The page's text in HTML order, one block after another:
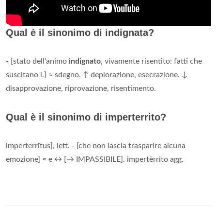
Qual è il sinonimo di indignata?
- [stato dell'animo indignato, vivamente risentito: fatti che
suscitano i.] ≈ sdegno. ↑ deplorazione, esecrazione. ↓
disapprovazione, riprovazione, risentimento.
Qual è il sinonimo di imperterrito?
imperterrĭtus], lett. - [che non lascia trasparire alcuna
emozione] ≈ e ↔ [→ IMPASSIBILE]. impertèrrito agg.